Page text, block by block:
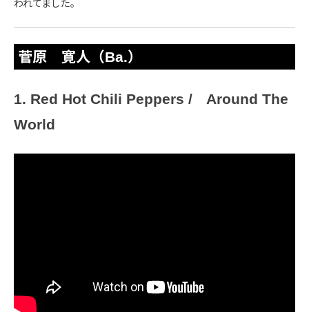
われてました。
菅原 寛人（Ba.）
1. Red Hot Chili Peppers / Around The
World